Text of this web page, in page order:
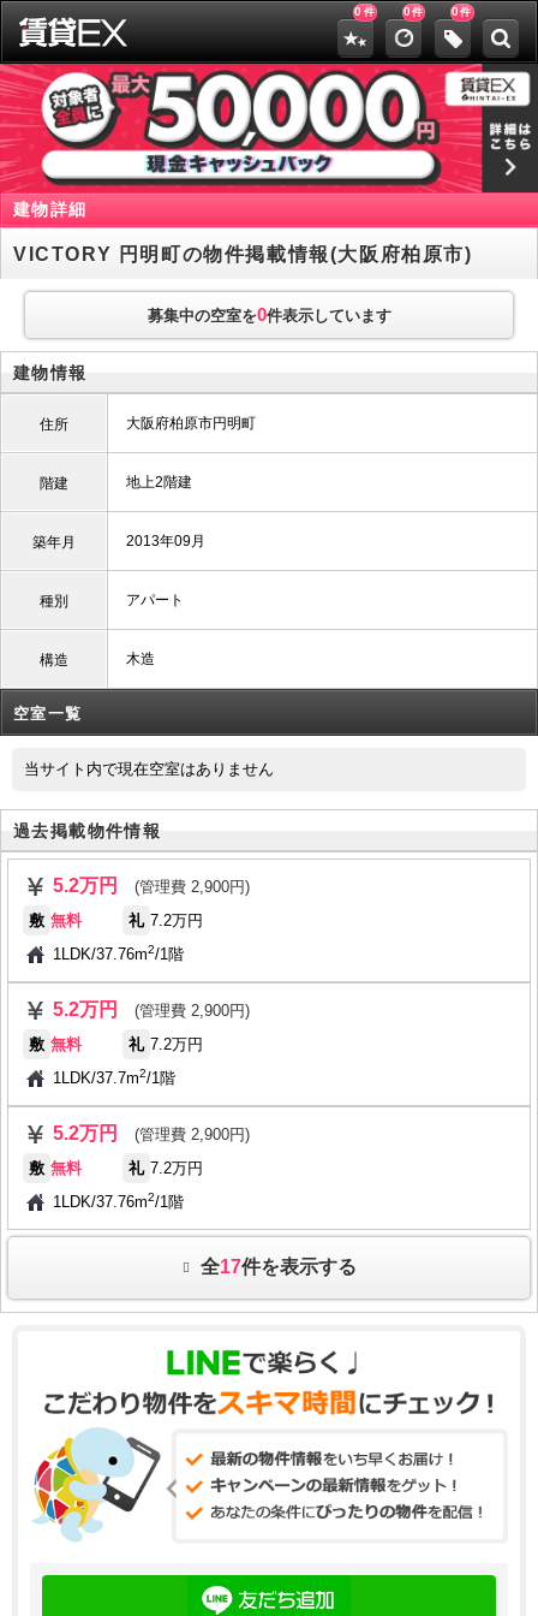
0 件 0件 0件
建物詳細
VICTORY 円明町の物件掲載情報(大阪府柏原市)
募集中の空室を0件表示しています
建物情報
住所 大阪府柏原市円明町
階建 地上2階建
築年月 2013年09月
種別 アパート
構造 木造
空室一覧
当サイト内で現在空室はありません
過去掲載物件情報
5.2万円
(管理費 2,900円)
敷 無料 礼 7.2万円
1LDK/37.76m2/1階
5.2万円
(管理費 2,900円)
敷 無料 礼 7.2万円
1LDK/37.7m2/1階
5.2万円
(管理費 2,900円)
敷 無料 礼 7.2万円
1LDK/37.76m2/1階
全17件を表示する